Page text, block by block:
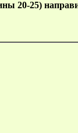
20-25)